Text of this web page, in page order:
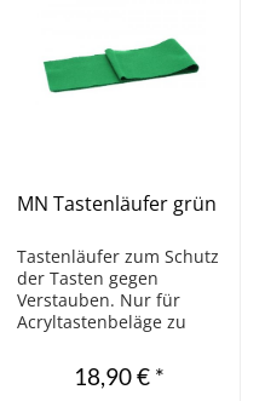
MN Tastenläufer grün
Tastenläufer zum Schutz
der Tasten gegen
Verstauben. Nur für
Acryltastenbeläge zu
Elfenbein nicht
geeignet, da die Tasten
18,90 € *